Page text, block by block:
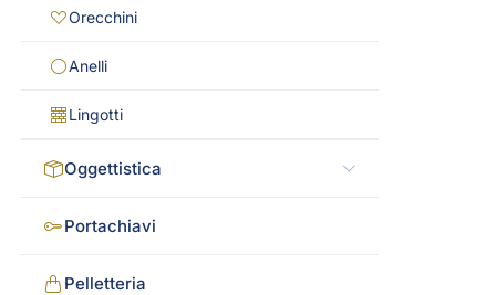
Orecchini
Anelli
Lingotti
Oggettistica
Portachiavi
Pelletteria